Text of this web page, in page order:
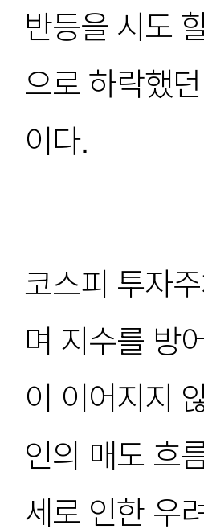
반등을 시도
으로 하락했
이다.
코스피 투자
며 지수를 방
이 이어지지
인의 매도 흐
세로 인한 우